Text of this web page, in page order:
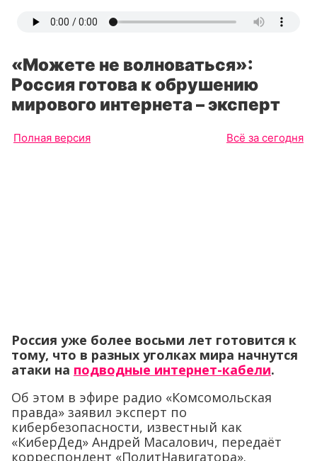
«Можете не волноваться»:
Россия готова к обрушению
мирового интернета – эксперт
Полная версия Всё за сегодня
Россия уже более восьми лет готовится к
тому, что в разных уголках мира начнутся
атаки на подводные интернет-кабели.
Об этом в эфире радио «Комсомольская
правда» заявил эксперт по
кибербезопасности, известный как
«КиберДед» Андрей Масалович, передаёт
корреспондент «ПолитНавигатора».